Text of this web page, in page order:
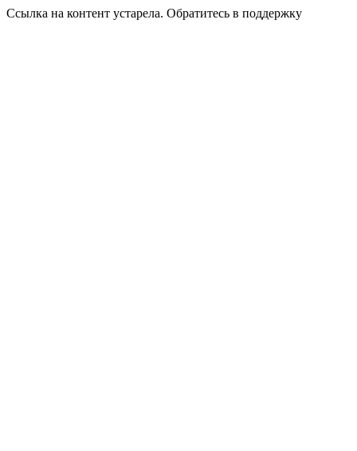
Ссылка на контент устарела. Обратитесь в поддержку